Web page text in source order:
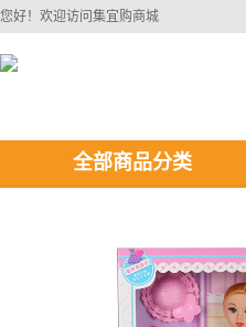
您好！欢迎访问集宜购商城
全部商品分类